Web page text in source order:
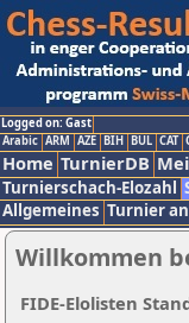
Logged on: Gast
Arabic ARM AZE BIH BUL CAT
Home TurnierDB
Turnierschach-Elozahl
Allgemeines Turnier
Willkommen
FIDE-Elolisten